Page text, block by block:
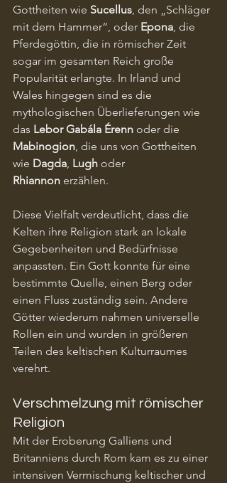
Gottheiten wie Sucellus , den „Schläger
mit dem Hammer“, oder Epona , die
Pferdegöttin, die in römischer Zeit
sogar im gesamten Reich große
Popularität erlangte. In Irland und
Wales hingegen sind es die
mythologischen Überlieferungen wie
das Lebor Gabála Érenn oder die
Mabinogion , die uns von Gottheiten
wie Dagda Lugh oder
Rhiannon erzählen.
Diese Vielfalt verdeutlicht, dass die
Kelten ihre Religion stark an lokale
Gegebenheiten und Bedürfnisse
anpassten. Ein Gott konnte für eine
bestimmte Quelle, einen Berg oder
einen Fluss zuständig sein. Andere
Götter wiederum nahmen universelle
Rollen ein und wurden in größeren
Teilen des keltischen Kulturraumes
verehrt.
Verschmelzung mit römischer
Religion
Mit der Eroberung Galliens und
Britanniens durch Rom kam es zu einer
intensiven Vermischung keltischer und